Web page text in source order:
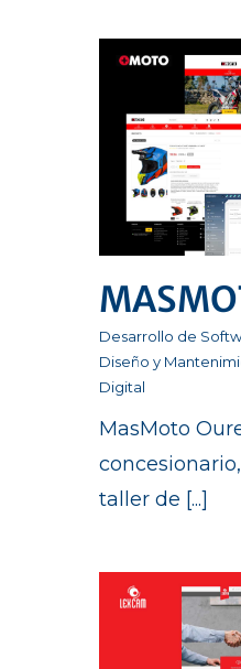
Desarrollo de
Diseño y
Digital
MasMoto
taller de [...]